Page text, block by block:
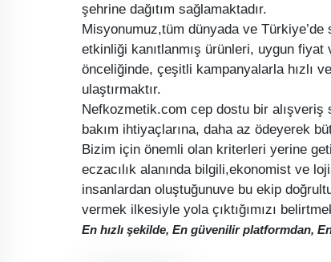
şehrine dağıtım sağlamaktadır.
Misyonumuz,tüm dünyada ve
etkinliği kanıtlanmış ürünleri, uygun
önceliğinde, çeşitli kampanyalarla hızlı
ulaştırmaktır.
Nefkozmetik.com cep dostu bir
bakım ihtiyaçlarına, daha az ödeyerek
Bizim için önemli olan kriterleri yerine
eczacılık alanında bilgili,ekonomist ve
insanlardan oluştuğunuve bu ekip
vermek ilkesiyle yola çıktığımızı
En hızlı şekilde, En güvenilir platformdan,